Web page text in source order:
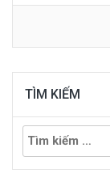
TÌM KIẾM
Tìm
kiếm
cho: